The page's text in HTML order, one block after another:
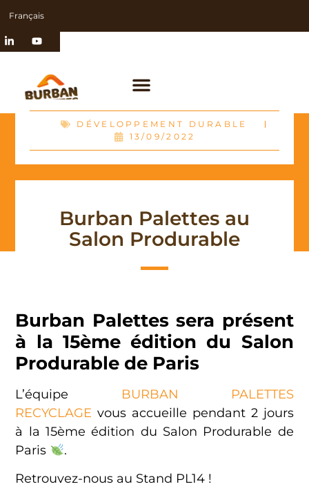
Français
DÉVELOPPEMENT DURABLE
13/09/2022
Burban Palettes au
Salon Produrable
Burban Palettes sera présent
à la 15ème édition du Salon
Produrable de Paris
L’équipe
BURBAN PALETTES
RECYCLAGE vous accueille pendant 2 jours
à la 15ème édition du Salon Produrable de
Paris
.
Retrouvez-nous au Stand PL14 !